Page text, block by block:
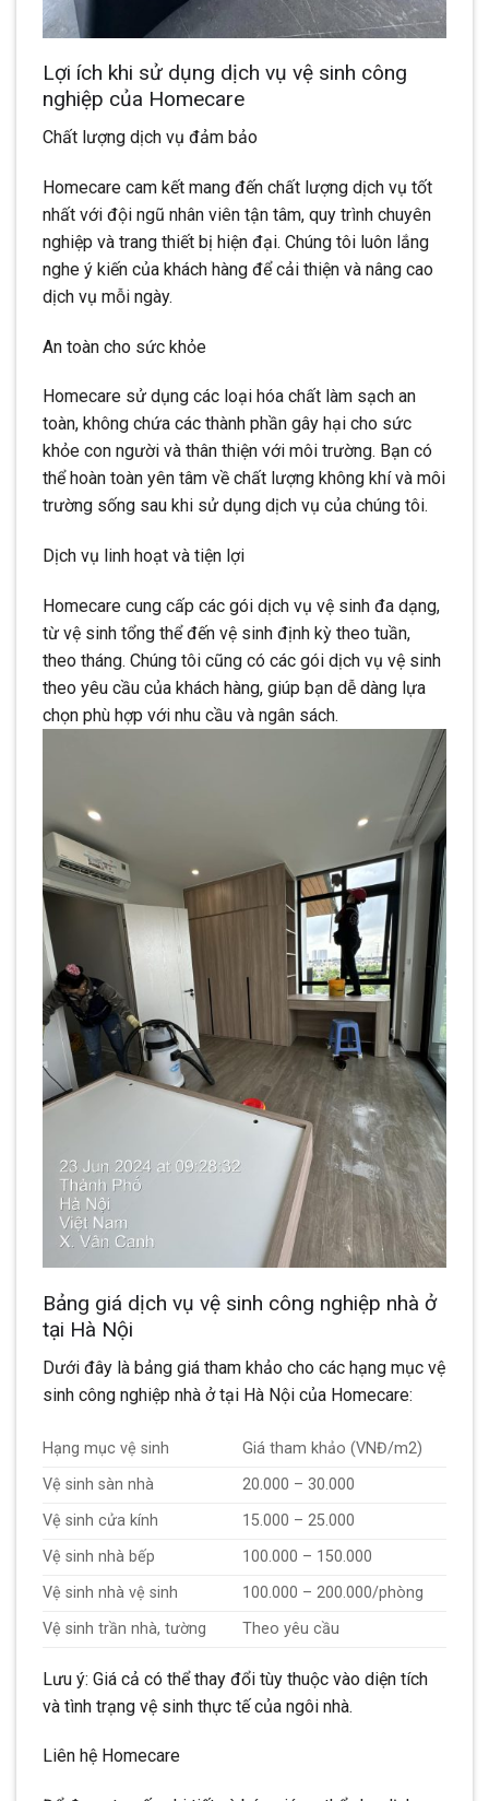
Lợi ích khi sử dụng dịch vụ vệ sinh công
nghiệp của Homecare
Chất lượng dịch vụ đảm bảo
Homecare cam kết mang đến chất lượng dịch vụ tốt
nhất với đội ngũ nhân viên tận tâm, quy trình chuyên
nghiệp và trang thiết bị hiện đại. Chúng tôi luôn lắng
nghe ý kiến của khách hàng để cải thiện và nâng cao
dịch vụ mỗi ngày.
An toàn cho sức khỏe
Homecare sử dụng các loại hóa chất làm sạch an
toàn, không chứa các thành phần gây hại cho sức
khỏe con người và thân thiện với môi trường. Bạn có
thể hoàn toàn yên tâm về chất lượng không khí và môi
trường sống sau khi sử dụng dịch vụ của chúng tôi.
Dịch vụ linh hoạt và tiện lợi
Homecare cung cấp các gói dịch vụ vệ sinh đa dạng,
từ vệ sinh tổng thể đến vệ sinh định kỳ theo tuần,
theo tháng. Chúng tôi cũng có các gói dịch vụ vệ sinh
theo yêu cầu của khách hàng, giúp bạn dễ dàng lựa
chọn phù hợp với nhu cầu và ngân sách.
Bảng giá dịch vụ vệ sinh công nghiệp nhà ở
tại Hà Nội
Dưới đây là bảng giá tham khảo cho các hạng mục vệ
sinh công nghiệp nhà ở tại Hà Nội của Homecare:
Hạng mục vệ sinh
Giá tham khảo (VNĐ/m2)
Vệ sinh sàn nhà
20.000 – 30.000
Vệ sinh cửa kính
15.000 – 25.000
Vệ sinh nhà bếp
100.000 – 150.000
Vệ sinh nhà vệ sinh
100.000 – 200.000/phòng
Vệ sinh trần nhà, tường
Theo yêu cầu
Lưu ý: Giá cả có thể thay đổi tùy thuộc vào diện tích
và tình trạng vệ sinh thực tế của ngôi nhà.
Liên hệ Homecare